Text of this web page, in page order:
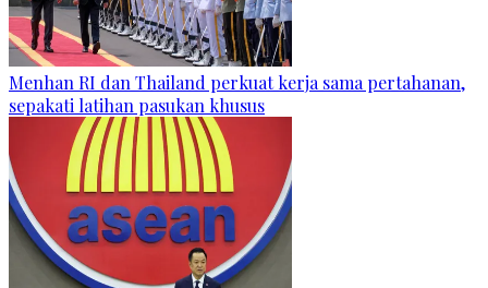
Menhan RI dan Thailand perkuat kerja sama pertahanan,
sepakati latihan pasukan khusus